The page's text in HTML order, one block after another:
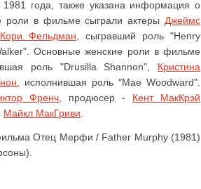
года, также указана информация о
роли в фильме сыграли актеры Джеймс
Кори Фельдман , сыгравший роль "Henry
Основные женские роли в фильме
роль "Drusilla Shannon", Кристина
, исполнившая роль "Mae Woodward".
Френч , продюсер - Кент МакКрэй
Майкл МакГриви
Отец Мерфи / Father Murphy (1981)